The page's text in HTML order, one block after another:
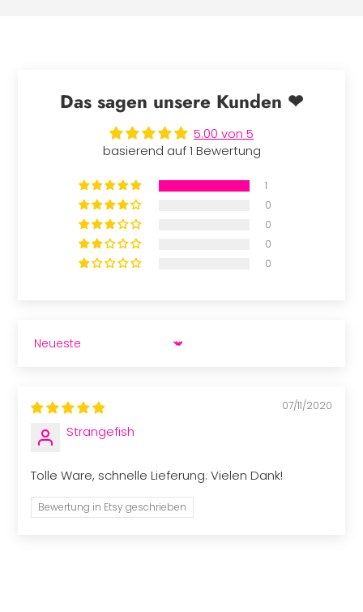
Das sagen unsere Kunden ❤
5.00 von 5
basierend auf 1 Bewertung
1
0
0
0
0
SORT BY
07/11/2020
Strangefish
Tolle Ware, schnelle Lieferung. Vielen Dank!
Bewertung in Etsy geschrieben